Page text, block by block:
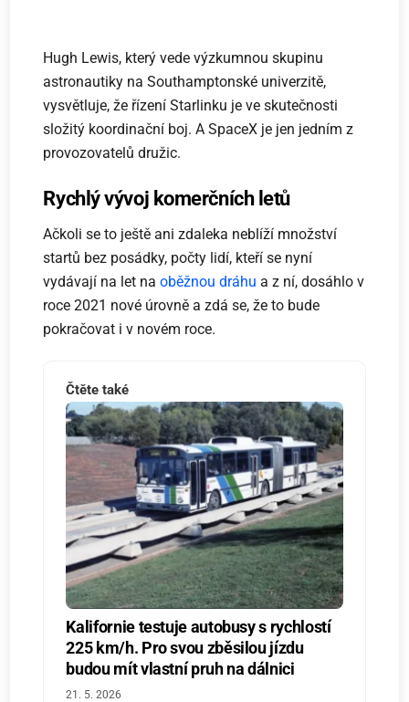
Hugh Lewis, který vede výzkumnou skupinu
astronautiky na Southamptonské univerzitě,
vysvětluje, že řízení Starlinku je ve skutečnosti
složitý koordinační boj. A SpaceX je jen jedním z
provozovatelů družic.
Rychlý vývoj komerčních letů
Ačkoli se to ještě ani zdaleka neblíží množství
startů bez posádky, počty lidí, kteří se nyní
vydávají na let naoběžnou dráhu a z ní, dosáhlo v
roce 2021 nové úrovně a zdá se, že to bude
pokračovat i v novém roce.
Čtěte také
Kalifornie testuje autobusy s rychlostí
225 km/h. Pro svou zběsilou jízdu
budou mít vlastní pruh na dálnici
21. 5. 2026